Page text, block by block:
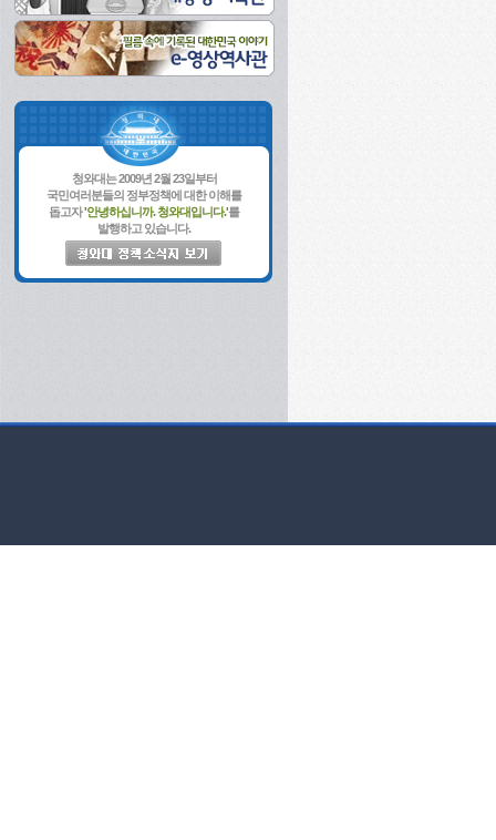
청와대는 2009년 2월 23일부터
국민여러분들의 정부정책에 대한 이해를
돕고자'안녕하십니까. 청와대입니다.'를
발행하고 있습니다.